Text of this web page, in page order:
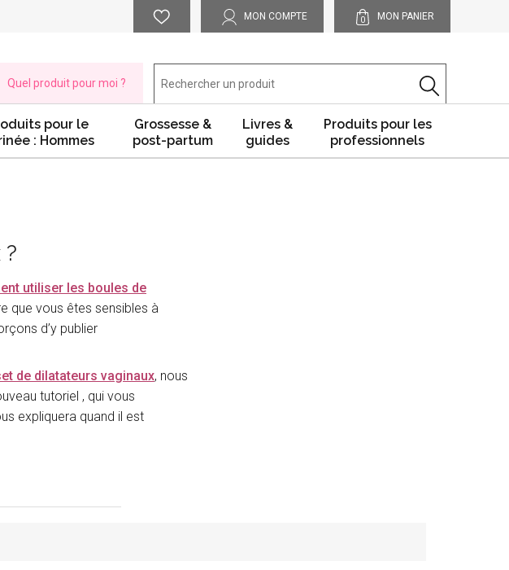
MON COMPTE 0 MON PANIER
Quel produit pour moi ?
pour le
: Hommes
Grossesse &
post-partum
Livres &
guides
Produits pour les
professionnels
utiliser les boules de
que vous êtes sensibles à
d’y publier
de dilatateurs vaginaux, nous
tutoriel , qui vous
expliquera quand il est